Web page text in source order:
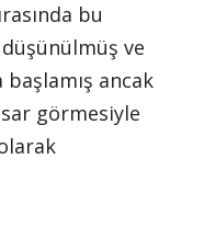
bu
ve
başlamış ancak
görmesiyle